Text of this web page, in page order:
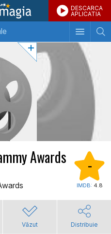
DESCARCA
APLICATIA
Awards -
IMDB: 4.8
Văzut Distribuie